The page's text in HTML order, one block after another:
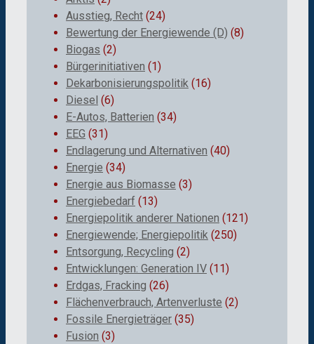
Ausstieg, Recht (24)
Bewertung der Energiewende (D) (8)
Biogas (2)
Bürgerinitiativen (1)
Dekarbonisierungspolitik (16)
Diesel (6)
E-Autos, Batterien (34)
EEG (31)
Endlagerung und Alternativen (40)
Energie (34)
Energie aus Biomasse (3)
Energiebedarf (13)
Energiepolitik anderer Nationen (121)
Energiewende; Energiepolitik (250)
Entsorgung, Recycling (2)
Entwicklungen: Generation IV (11)
Erdgas, Fracking (26)
Flächenverbrauch, Artenverluste (2)
Fossile Energieträger (35)
Fusion (3)